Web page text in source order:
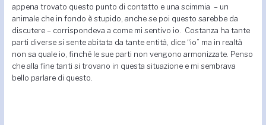
appena trovato questo punto di contatto e una scimmia – un
animale che in fondo è stupido, anche se poi questo sarebbe da
discutere – corrispondeva a come mi sentivo io. Costanza ha tante
parti diverse si sente abitata da tante entità, dice “io” ma in realtà
non sa quale io, finché le sue parti non vengono armonizzate. Penso
che alla fine tanti si trovano in questa situazione e mi sembrava
bello parlare di questo.